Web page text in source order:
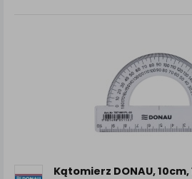
Kątomierz DONAU,
związane z tym prawidłowe
www, a w szczególności np.
zamówienia na Państwa
Państwu prawidłowych
cenach indywidualnych,
wcześniejsza zgoda której
Każda Państwa zgoda jest